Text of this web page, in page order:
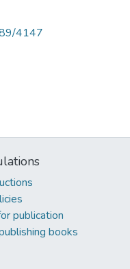
4147
publication
books